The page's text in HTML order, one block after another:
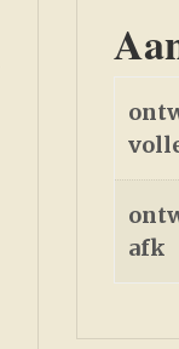
afk